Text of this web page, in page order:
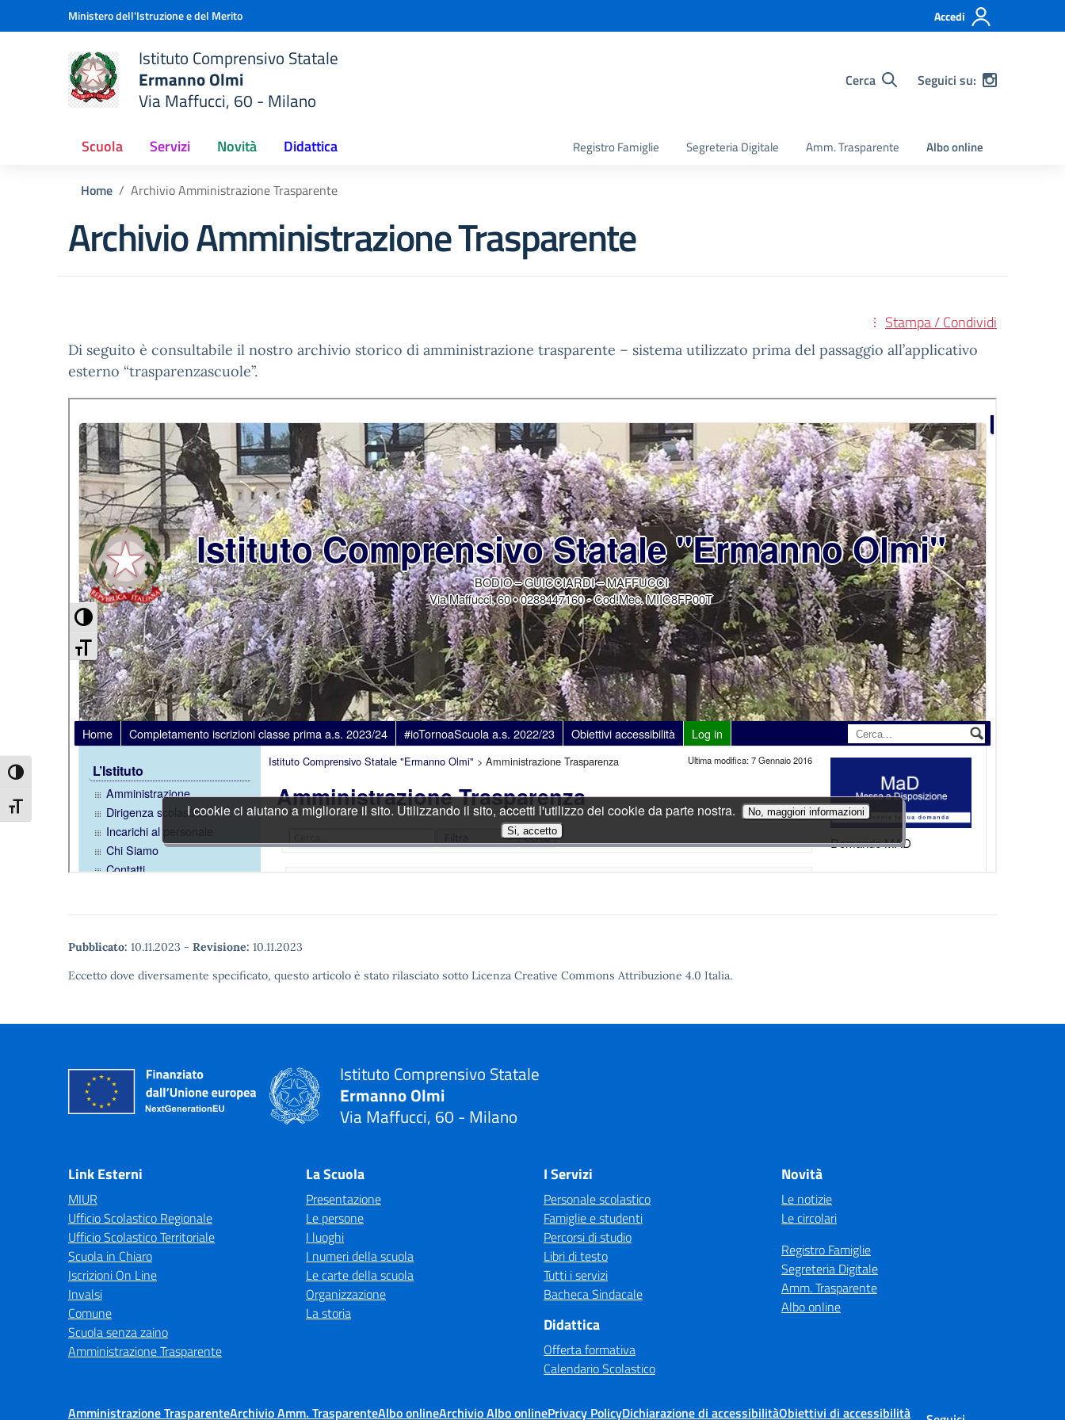
Attiva/disattiva alto contrasto
Attiva/disattiva dimensione testo
Vai ai contenuti
Vai al menu di navigazioneMinistero dell'Istruzione e del Merito Accedi
scuola
Istituto Comprensivo Statale
Ermanno Olmi
Via Maffucci, 60 - Milano
Cerca Seguici su:
Scuola Servizi Novità Didattica Registro Famiglie Segreteria Digitale Amm. Trasparente Albo online
Home Archivio Amministrazione Trasparente
Archivio Amministrazione Trasparente
Stampa / Condividi
Di seguito è consultabile il nostro archivio storico di amministrazione trasparente – sistema utilizzato prima del passaggio all’applicativo
esterno “trasparenzascuole”.
Pubblicato: 10.11.2023 - Revisione: 10.11.2023
Eccetto dove diversamente specificato, questo articolo è stato rilasciato sotto Licenza Creative Commons Attribuzione 4.0 Italia.
Istituto Comprensivo Statale
Ermanno Olmi
Via Maffucci, 60 - Milano
Link Esterni
MIUR
Ufficio Scolastico Regionale
Ufficio Scolastico Territoriale
Scuola in Chiaro
Iscrizioni On Line
Invalsi
Comune
Scuola senza zaino
Amministrazione Trasparente
La Scuola
Presentazione
Le persone
I luoghi
I numeri della scuola
Le carte della scuola
Organizzazione
La storia
I Servizi
Personale scolastico
Famiglie e studenti
Percorsi di studio
Libri di testo
Tutti i servizi
Bacheca Sindacale
Didattica
Offerta formativa
Calendario Scolastico
Novità
Le notizie
Le circolari
Registro Famiglie
Segreteria Digitale
Amm. Trasparente
Albo online
Amministrazione TrasparenteArchivio Amm. TrasparenteAlbo onlineArchivio Albo onlinePrivacy PolicyDichiarazione di accessibilitàObiettivi di accessibilità